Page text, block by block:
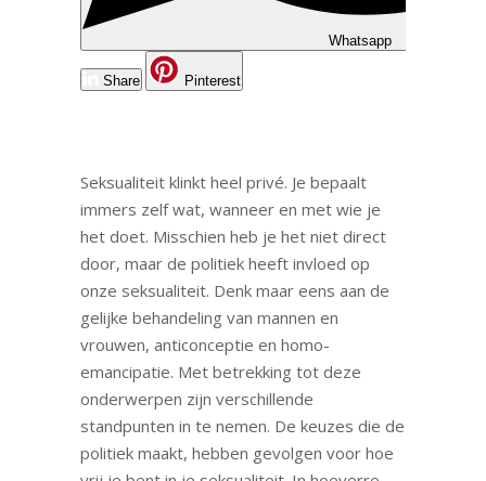
Whatsapp
Share Pinterest
Seksualiteit klinkt heel privé. Je bepaalt
immers zelf wat, wanneer en met wie je
het doet. Misschien heb je het niet direct
door, maar de politiek heeft invloed op
onze seksualiteit. Denk maar eens aan de
gelijke behandeling van mannen en
vrouwen, anticonceptie en homo-
emancipatie. Met betrekking tot deze
onderwerpen zijn verschillende
standpunten in te nemen. De keuzes die de
politiek maakt, hebben gevolgen voor hoe